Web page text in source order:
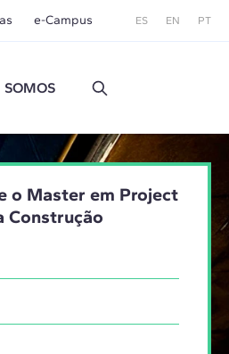
e-Campus ES EN PT
o Master em Project
Construção